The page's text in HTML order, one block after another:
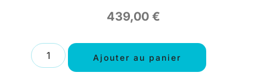
439,00 €
Ajouter au panier